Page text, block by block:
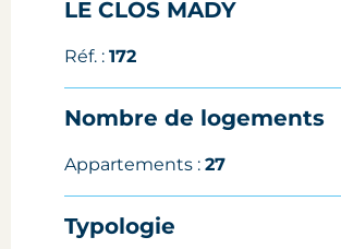
LE CLOS MADY
Réf. :172
Nombre de logements
Appartements :27
Typologie